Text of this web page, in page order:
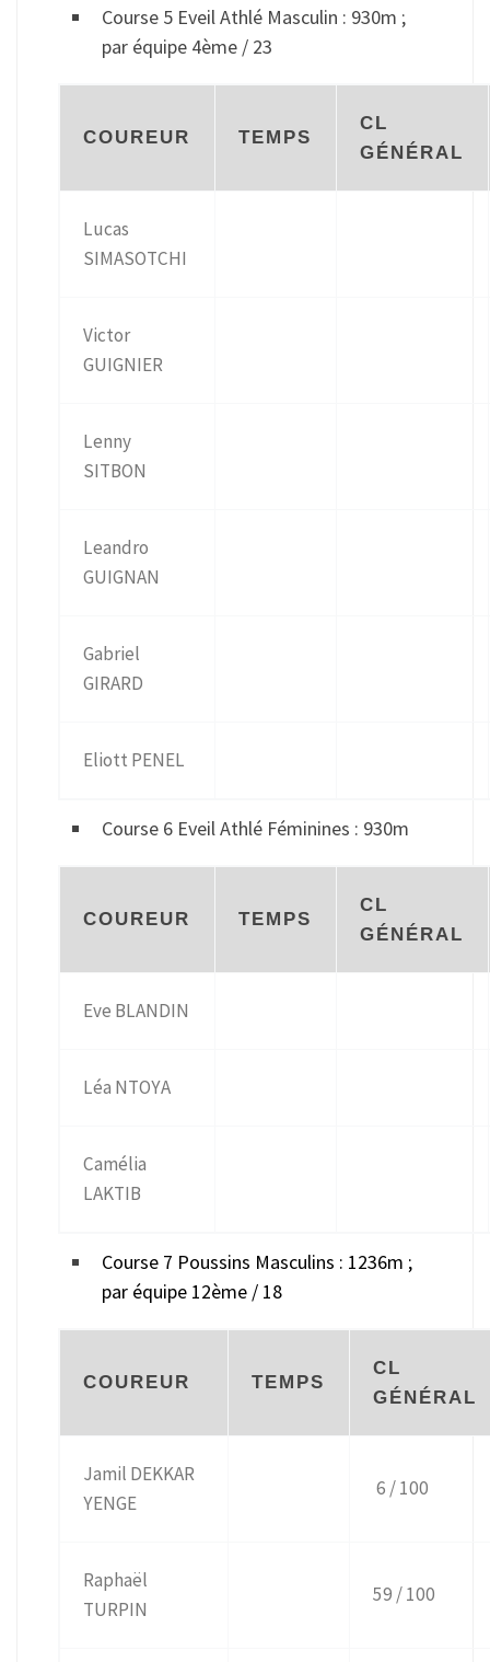
Course 5 Eveil Athlé Masculin : 930m ;
par équipe 4ème / 23
COUREUR TEMPS
CL
GÉNÉRAL
Lucas
SIMASOTCHI
Victor
GUIGNIER
Lenny
SITBON
Leandro
GUIGNAN
Gabriel
GIRARD
Eliott PENEL
Course 6 Eveil Athlé Féminines : 930m
COUREUR TEMPS
CL
GÉNÉRAL
Eve BLANDIN
Léa NTOYA
Camélia
LAKTIB
Course 7 Poussins Masculins : 1236m ;
par équipe 12ème / 18
COUREUR TEMPS
CL
GÉNÉRAL
Jamil DEKKAR
YENGE
6 / 100
Raphaël
TURPIN
59 / 100